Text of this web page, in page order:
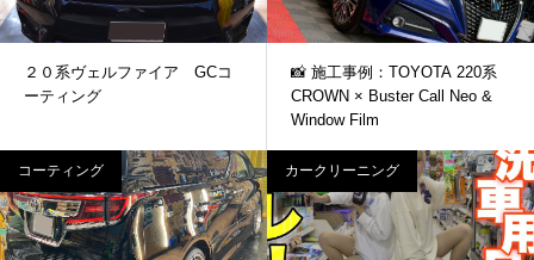
２０系ヴェルファイア GCコ
ーティング
📸 施工事例：TOYOTA 220系
CROWN × Buster Call Neo &
Window Film
コーティング カークリーニング